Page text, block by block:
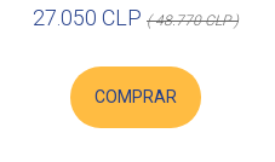
27.050 CLP ( 48.770 CLP )
COMPRAR